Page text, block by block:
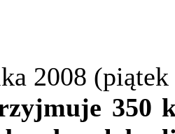
2008
350